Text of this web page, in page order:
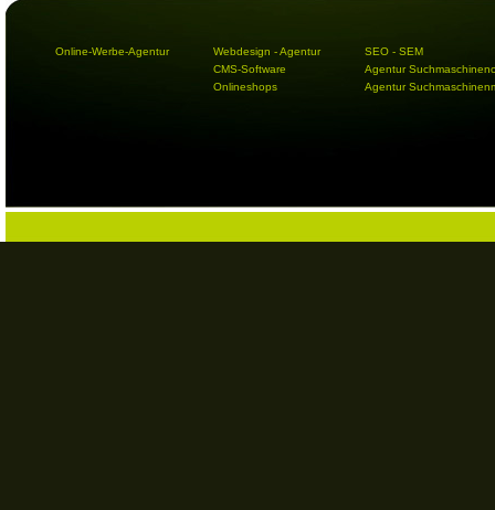
Online-Werbe-Agentur
Webdesign - Agentur
CMS-Software
Onlineshops
SEO - SEM
Agentur
Agentur